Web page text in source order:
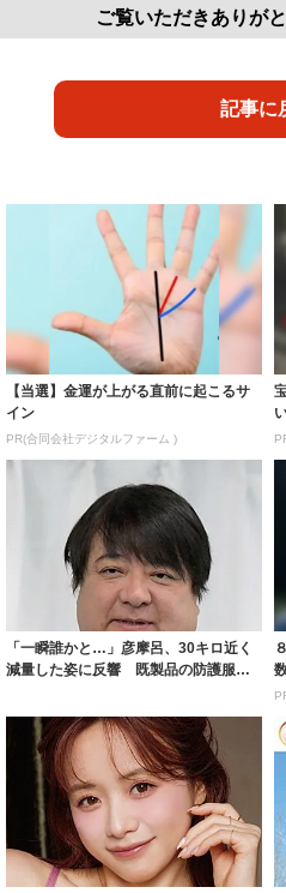
ご覧いただきありが
記事に
【当選】金運が上がる直前に起こるサ
イン
PR(合同会社デジタルファーム )
「一瞬誰かと…」彦摩呂、30キロ近く
減量した姿に反響 既製品の防護服が